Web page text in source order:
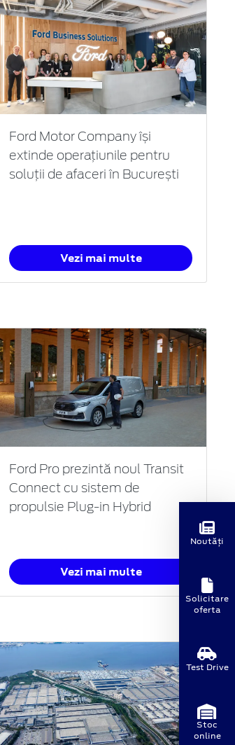
Ford Motor Company își
extinde operațiunile pentru
soluții de afaceri în București
Vezi mai multe
Ford Pro prezintă noul Transit
Connect cu sistem de
propulsie Plug-in Hybrid
Vezi mai multe
Noutăți
Solicitare
oferta
Test Drive
Stoc
online